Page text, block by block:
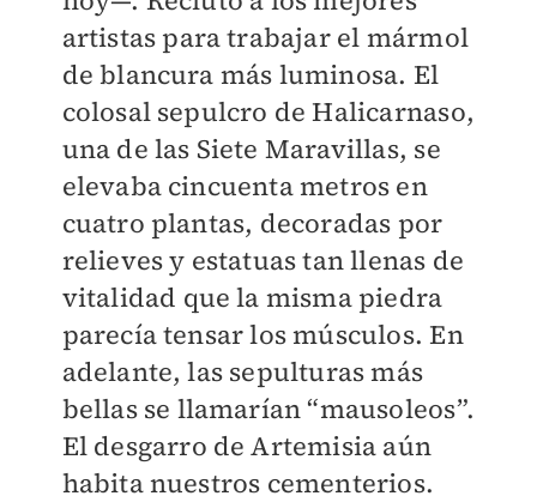
artistas para trabajar el mármol
de blancura más luminosa. El
colosal sepulcro de Halicarnaso,
una de las Siete Maravillas, se
elevaba cincuenta metros en
cuatro plantas, decoradas por
relieves y estatuas tan llenas de
vitalidad que la misma piedra
parecía tensar los músculos. En
adelante, las sepulturas más
bellas se llamarían “mausoleos”.
El desgarro de Artemisia aún
habita nuestros cementerios.